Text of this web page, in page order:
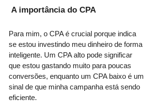
A importância do CPA
Para mim, o CPA é crucial porque indica
se estou investindo meu dinheiro de forma
inteligente. Um CPA alto pode significar
que estou gastando muito para poucas
conversões, enquanto um CPA baixo é um
sinal de que minha campanha está sendo
eficiente.